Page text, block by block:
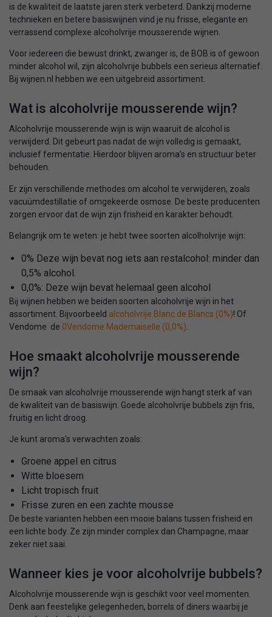
is de kwaliteit de laatste jaren sterk verbeterd. Dankzij moderne
technieken en betere basiswijnen vind je nu frisse, elegante en
verrassend complexe alcoholvrije mousserende wijnen.
Voor iedereen die bewust drinkt, zwanger is, de BOB is of gewoon
minder alcohol wil, zijn alcoholvrije bubbels een serieus alternatief.
Bij wijnen.nl hebben we een uitgebreid assortiment.
Wat is alcoholvrije mousserende wijn?
Alcoholvrije mousserende wijn is wijn waaruit de alcohol is
verwijderd. Dit gebeurt pas nadat de wijn volledig is gemaakt,
inclusief fermentatie. Hierdoor blijven aroma’s en structuur beter
behouden.
Er zijn verschillende methodes om alcohol te verwijderen, zoals
vacuümdestillatie of omgekeerde osmose. De beste producenten
zorgen ervoor dat de wijn zijn frisheid en karakter behoudt.
Belangrijk om te weten: je hebt twee soorten alcolholvrije wijn:
0% Deze wijn bevat nog iets aan restalcohol: minder dan
0,5% alcohol.
0,0%: Deze wijn bevat helemaal geen alcohol
Bij wijnen hebben we beiden soorten alcoholvrije wijn in het
assortiment. Bijvoorbeeld alcoholvrije Blanc de Blancs (0%)! Of
Vendome de 0Vendome Mademaiselle (0,0%)
Hoe smaakt alcoholvrije mousserende
wijn?
De smaak van alcoholvrije mousserende wijn hangt sterk af van
de kwaliteit van de basiswijn. Goede alcoholvrije bubbels zijn fris,
fruitig en licht droog.
Je kunt aroma’s verwachten zoals:
Groene appel en citrus
Witte bloesem
Licht tropisch fruit
Frisse zuren en een zachte mousse
De beste varianten hebben een mooie balans tussen frisheid en
een lichte body. Ze zijn minder complex dan Champagne, maar
zeker niet saai.
Wanneer kies je voor alcoholvrije bubbels?
Alcoholvrije mousserende wijn is geschikt voor veel momenten.
Denk aan feestelijke gelegenheden, borrels of diners waarbij je